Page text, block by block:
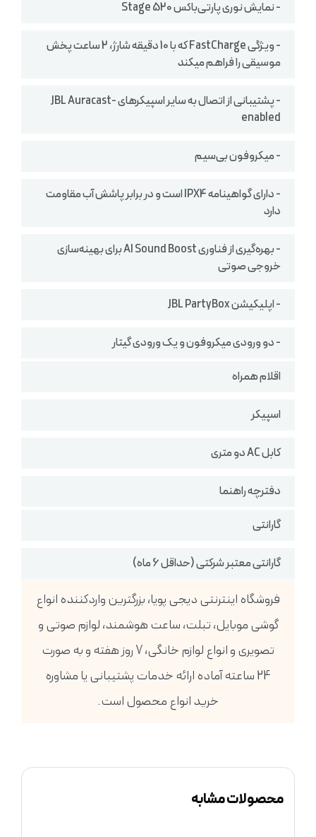
- نمایش نوری پارتی‌باکس‌ Stage 520
- ویژگی FastCharge که با 10 دقیقه شارژ، 2 ساعت پخش
موسیقی را فراهم میکند
- پشتیبانی از اتصال به سایر اسپیکرهای JBL Auracast-
enabled
- میکروفون بی‌سیم
- دارای گواهینامه IPX4 است و در برابر پاشش آب مقاومت
دارد
- بهره‌گیری از فناوری AI Sound Boost برای بهینه‌سازی
خروجی صوتی
- اپلیکیشن JBL PartyBox
- دو ورودی میکروفون و یک ورودی گیتار
اقلام همراه
اسپیکر
کابل AC دو متری
دفترچه راهنما
گارانتی
گارانتی معتبر شرکتی (حداقل 6 ماه)
فروشگاه اینترنتی دیجی پویا، بزرگترین واردکننده انواع
گوشی موبایل، تبلت، ساعت هوشمند، لوازم صوتی و
تصویری و انواع لوازم خانگی، 7 روز هفته و به صورت
24 ساعته آماده ارائه خدمات پشتیبانی یا مشاوره
خرید انواع محصول است.
محصولات مشابه